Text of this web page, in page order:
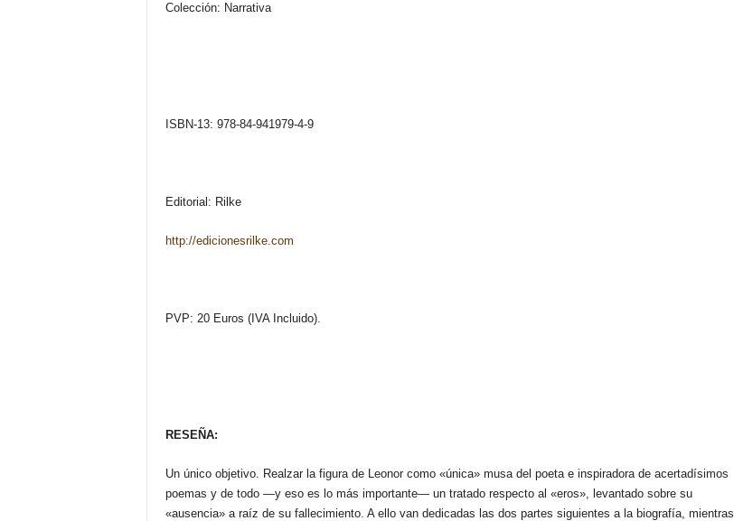
Colección: Narrativa
ISBN-13: 978-84-941979-4-9
Editorial: Rilke
http://edicionesrilke.com
PVP: 20 Euros (IVA Incluido).
RESEÑA:
Un único objetivo. Realzar la figura de Leonor como «única» musa del poeta e inspiradora de acertadísimos
poemas y de todo —y eso es lo más importante— un tratado respecto al «eros», levantado sobre su
«ausencia» a raíz de su fallecimiento. A ello van dedicadas las dos partes siguientes a la biografía, mientras